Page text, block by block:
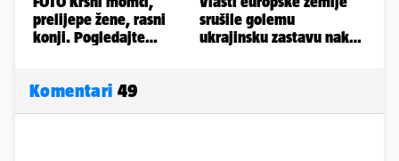
Komentari 49